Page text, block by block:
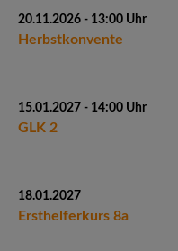
20.11.2026 - 13:00 Uhr
Herbstkonvente
15.01.2027 - 14:00 Uhr
GLK 2
18.01.2027
Ersthelferkurs 8a